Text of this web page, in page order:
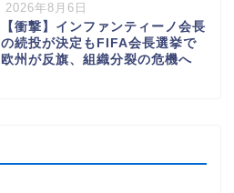
2026年8月6日
【衝撃】インファンティーノ会長
の続投が決定もFIFA会長選挙で
欧州が反旗、組織分裂の危機へ